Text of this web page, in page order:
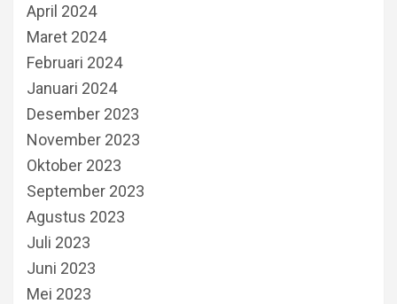
April 2024
Maret 2024
Februari 2024
Januari 2024
Desember 2023
November 2023
Oktober 2023
September 2023
Agustus 2023
Juli 2023
Juni 2023
Mei 2023